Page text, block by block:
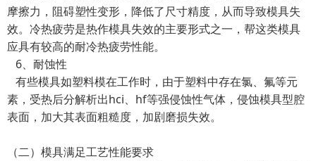
摩擦力，阻碍塑性变形，降低了尺寸精度，从而导致模具失
效。冷热疲劳是热作模具失效的主要形式之一，帮这类模具
应具有较高的耐冷热疲劳性能。
6、耐蚀性
有些模具如塑料模在工作时，由于塑料中存在氯、氟等元
素，受热后分解析出hci、hf等强侵蚀性气体，侵蚀模具型腔
表面，加大其表面粗糙度，加剧磨损失效。
（二）模具满足工艺性能要求